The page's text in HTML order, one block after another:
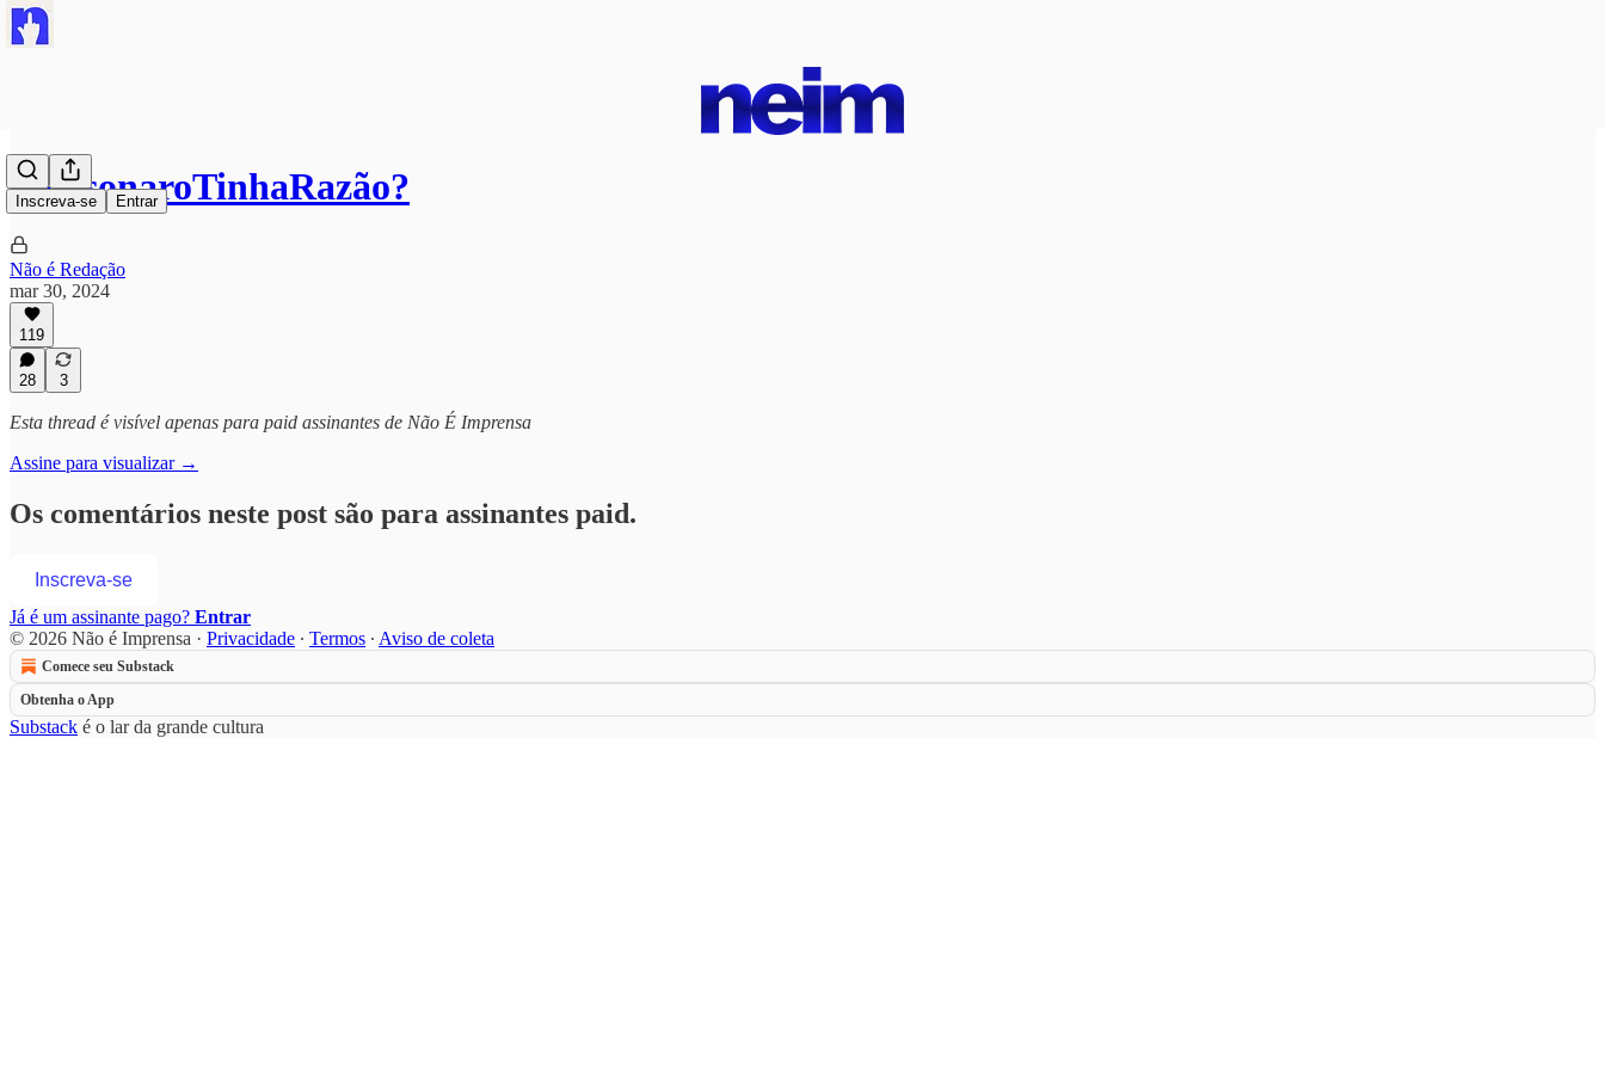
Inscreva-se Entrar
#BolsonaroTinhaRazão?
Não é Redação
mar 30, 2024
119
28 3
Esta thread é visível apenas para paid assinantes de Não É Imprensa
Assine para visualizar →
Os comentários neste post são para assinantes paid.
Inscreva-se
Já é um assinante pago? Entrar
© 2026 Não é Imprensa · Privacidade ∙ Termos ∙ Aviso de coleta
Comece seu Substack
Obtenha o App
Substack é o lar da grande cultura